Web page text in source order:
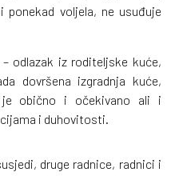
voljela, ne usuđuje
odlazak iz roditeljske kuće,
dovršena izgradnja kuće,
je obično i očekivano ali i
i duhovitosti.
druge radnice, radnici i